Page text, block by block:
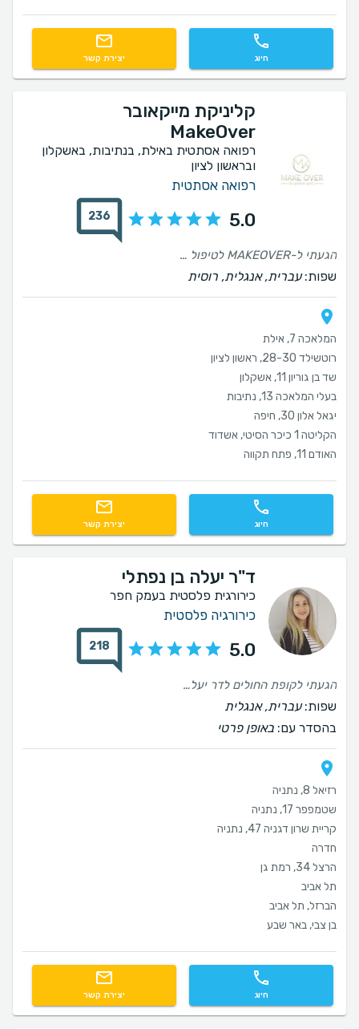
חיוג יצירת קשר
קליניקת מייקאובר
MakeOver
רפואה אסתטית באילת, בנתיבות, באשקלון
ובראשון לציון
רפואה אסתטית
5.0
236
הגעתי ל-MAKEOVER לטיפול בחומצה היאלורונית. הקמטים סביב הפה והעיניים נעלמו והעור שלי נראה חלק וזוהר. אני מרגישה צעירה ורעננה יותר מאי פעם!"
שפות:עברית, אנגלית, רוסית
המלאכה 7, אילת
רוטשילד 28-30, ראשון לציון
שד בן גוריון 11, אשקלון
בעלי המלאכה 13, נתיבות
יגאל אלון 30, חיפה
הקליטה 1 כיכר הסיטי, אשדוד
האודם 11, פתח תקווה
חיוג יצירת קשר
ד"ר יעלה בן נפתלי
כירורגית פלסטית בעמק חפר
כירורגיה פלסטית
5.0
218
הגעתי לקופת החולים לדר יעלה בן נפתלי קצת לחוצה בגלל הסיבה שבעטיה הגעתי. מהשניה הראשונה שפנתה לדבר איתי ולהסביר לי מה הקורה הרגשתי הקלה. כולל מהיחס, האכפתיות והמהירות בה איבחנה וסיכמה לטיפול בניתוח. אל בית החולים בו נותחתי להסרת הנגע בראש הגעתי בהרגשה טובה. סמכתי על דר יעלה בן נפתלי. הטיפול היה מהיר ומקצועי. לא נותרה כל צלקת . ההחלמה הייתה בדיוק כפי שתואר לי. היום, חודשיים אחרי, הגעתי לביקורת בקופת החולים אצל דר בן נפתלי. שמחתי לראות שוב רופאה סבלנית קשובה ומקצועית. ברצוני לציין כאן את כל מעטפת הטיפול בבית החולים, החל מרגע קביעת התור, הקבלה בבית החולים וסיום הטיפול. ממליצה בחום 🌻🌺
שפות:עברית, אנגלית
בהסדר עם: באופן פרטי
רזיאל 8, נתניה
שטמפפר 17, נתניה
קריית שרון דגניה 47, נתניה
חדרה
הרצל 34, רמת גן
תל אביב
הברזל, תל אביב
בן צבי, באר שבע
חיוג יצירת קשר